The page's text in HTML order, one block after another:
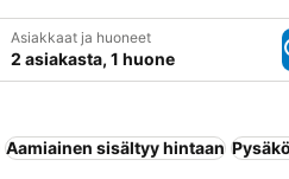
Asiakkaat ja huoneet
2 asiakasta, 1 huone
Aamiainen sisältyy hintaan